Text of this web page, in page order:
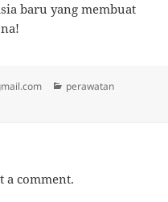
baru yang membuat
Categories
perawatan
a comment.